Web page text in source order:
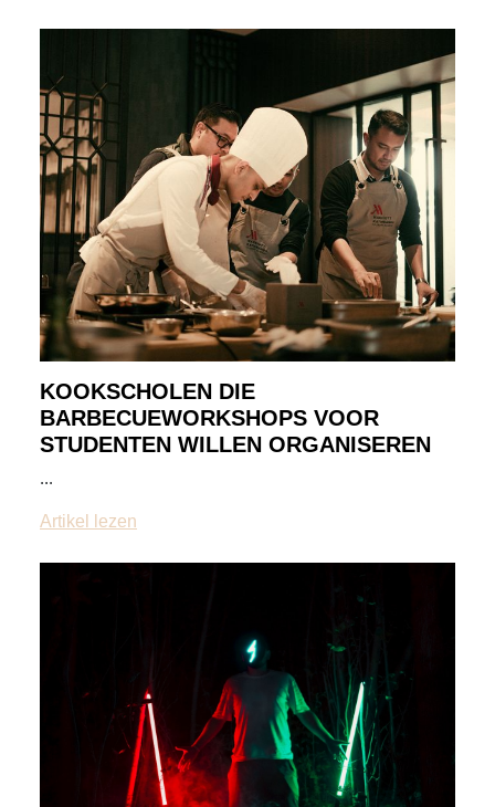
KOOKSCHOLEN DIE
BARBECUEWORKSHOPS VOOR
STUDENTEN WILLEN ORGANISEREN
...
Artikel lezen